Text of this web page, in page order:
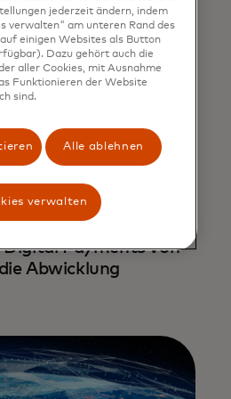
verbindet
Digital Payments von
Abwicklung
jederzeit ändern, indem
verwalten" am unteren Rand des
einigen Websites als Button
Dazu gehört auch die
aller Cookies, mit Ausnahme
Funktionieren der Website
sind.
Alle ablehnen
verwalten